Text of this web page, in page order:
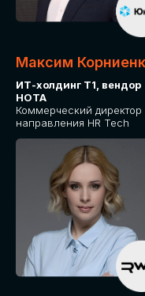
Максим
ИТ-холдинг Т1, вендор
НОТА
Коммерческий директор
направления HR Tech